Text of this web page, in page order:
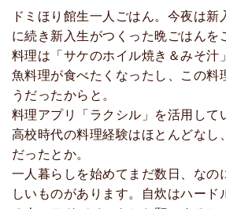
ドミほり館生一人ごはん。今夜は新
に続き新入生がつくった晩ごはんを
料理は「サケのホイル焼き＆みそ汁
魚料理が食べたくなったし、この料
うだったからと。
料理アプリ「ラクシル」を活用して
高校時代の料理経験はほとんどなし
だったとか。
一人暮らしを始めてまだ数日、なの
しいものがあります。自炊はハード